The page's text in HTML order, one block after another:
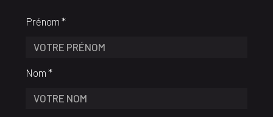
Prénom *
Nom *